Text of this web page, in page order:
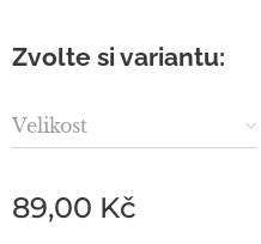
Zvolte si variantu:
Velikost
89,00 Kč